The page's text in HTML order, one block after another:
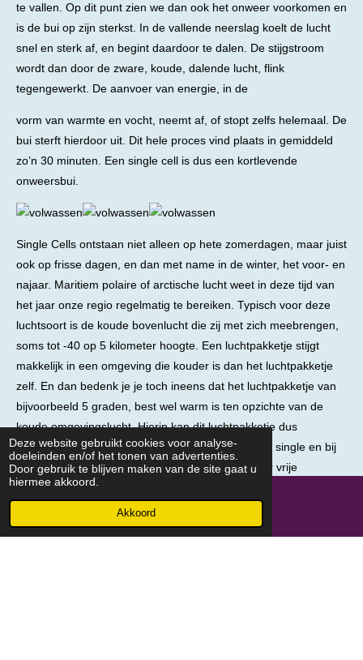
Deze website gebruikt cookies voor analyse-
doeleinden en/of het tonen van advertenties.
Door gebruik te blijven maken van de site gaat u
hiermee akkoord.
Akkoord
te vallen. Op dit punt zien we dan ook het onweer voorkomen en
is de bui op zijn sterkst. In de vallende neerslag koelt de lucht
snel en sterk af, en begint daardoor te dalen. De stijgstroom
wordt dan door de zware, koude, dalende lucht, flink
tegengewerkt. De aanvoer van energie, in de
vorm van warmte en vocht, neemt af, of stopt zelfs helemaal. De
bui sterft hierdoor uit. Dit hele proces vind plaats in gemiddeld
zo’n 30 minuten. Een single cell is dus een kortlevende
onweersbui.
Single Cells ontstaan niet alleen op hete zomerdagen, maar juist
ook op frisse dagen, en dan met name in de winter, het voor- en
najaar. Maritiem polaire of arctische lucht weet in deze tijd van
het jaar onze regio regelmatig te bereiken. Typisch voor deze
luchtsoort is de koude bovenlucht die zij met zich meebrengen,
soms tot -40 op 5 kilometer hoogte. Een luchtpakketje stijgt
makkelijk in een omgeving die kouder is dan het luchtpakketje
zelf. En dan bedenk je je toch ineens dat het luchtpakketje van
bijvoorbeeld 5 graden, best wel warm is ten opzichte van de
koude omgevingslucht. Hierin kan dit luchtpakketje dus
gemakkelijk stijgen, en ontstaan er buien, meestal single en bij
hogere scheringswaarden ookmulticell. Vaak is er vrije
convectie mogelijk, en loopt de lucht helemaal vol met (enorme)
stapelwolken. Denk maar eens aan die typische frisse dagen in
september of oktober.